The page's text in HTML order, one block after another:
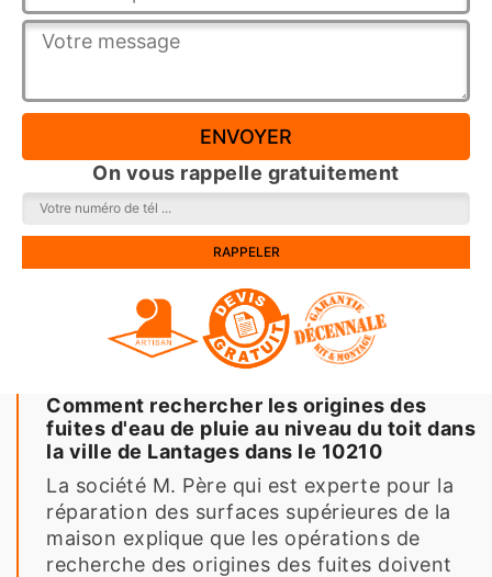
On vous rappelle gratuitement
Comment rechercher les origines des
fuites d'eau de pluie au niveau du toit dans
la ville de Lantages dans le 10210
La société M. Père qui est experte pour la
réparation des surfaces supérieures de la
maison explique que les opérations de
recherche des origines des fuites doivent